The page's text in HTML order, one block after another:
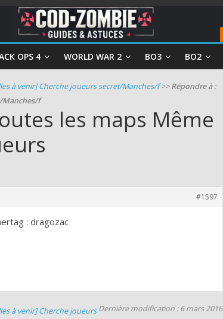
OPS 4 WORLD WAR 2 BO3 BO2
à venir] Cherche joueurs secret/Manches/f>>Répondre à :
Manches/f
les maps Même
#1597
: dragozac
Dernière modification : 6 mars 2016
à venir] Cherche joueurs